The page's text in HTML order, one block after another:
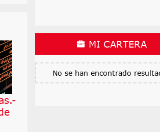
MI CARTERA
No se han encontrado